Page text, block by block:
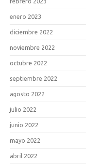
enero 2023
diciembre 2022
noviembre 2022
octubre 2022
septiembre 2022
agosto 2022
julio 2022
junio 2022
mayo 2022
abril 2022